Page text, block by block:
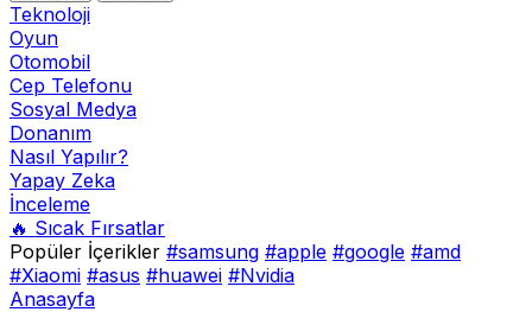
Teknoloji
Oyun
Otomobil
Cep Telefonu
Sosyal Medya
Donanım
Nasıl Yapılır?
Yapay Zeka
İnceleme
🔥 Sıcak Fırsatlar
Popüler İçerikler #samsung #apple #google #amd
#Xiaomi #asus #huawei #Nvidia
Anasayfa